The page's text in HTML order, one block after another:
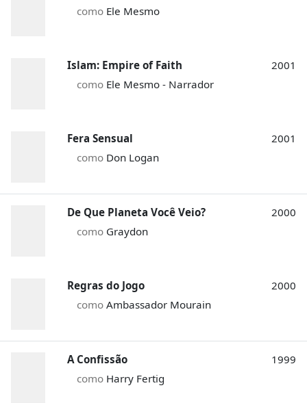
como Ele Mesmo
Islam: Empire of Faith
como Ele Mesmo - Narrador
2001
Fera Sensual
como Don Logan
2001
De Que Planeta Você Veio?
como Graydon
2000
Regras do Jogo
como Ambassador Mourain
2000
A Confissão
como Harry Fertig
1999